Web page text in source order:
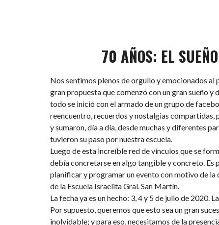
70 AÑOS: EL
Nos sentimos plenos de orgullo y emocionados al
gran propuesta que comenzó con un gran sueño y
todo se inició con el armado de un grupo de
reencuentro, recuerdos y nostalgias compartidas,
y sumaron, día a día, desde muchas y diferentes
tuvieron su paso por nuestra escuela.
Luego de esta increíble red de vínculos que se
debía concretarse en algo tangible y concreto. Es
planificar y programar un evento con motivo de
de la Escuela Israelita Gral. San Martín.
La fecha ya es un hecho: 3, 4 y 5 de julio de 2020.
Por supuesto, queremos que esto sea un gran
inolvidable; y para eso, necesitamos de la